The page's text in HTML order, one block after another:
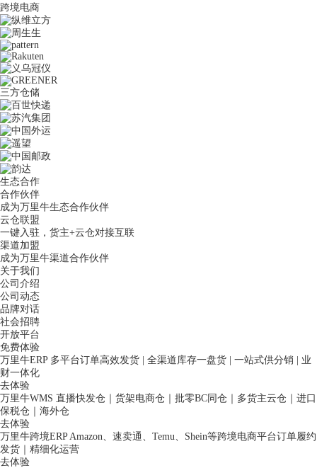
跨境电商
三方仓储
生态合作
合作伙伴
成为万里牛生态合作伙伴
云仓联盟
一键入驻，货主+云仓对接互联
渠道加盟
成为万里牛渠道合作伙伴
关于我们
公司介绍
公司动态
品牌对话
社会招聘
开放平台
免费体验
万里牛ERP 多平台订单高效发货 | 全渠道库存一盘货 | 一站式供分销 | 业
财一体化
去体验
万里牛WMS 直播快发仓｜货架电商仓｜批零BC同仓｜多货主云仓｜进口
保税仓｜海外仓
去体验
万里牛跨境ERP Amazon、速卖通、Temu、Shein等跨境电商平台订单履约
发货｜精细化运营
去体验